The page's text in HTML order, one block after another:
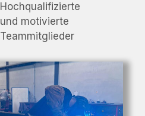
Hochqualifizierte
und motivierte
Teammitglieder